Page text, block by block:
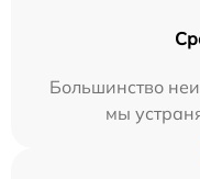
Большинство
мы